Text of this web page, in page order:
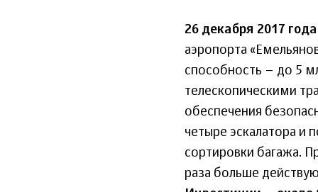
26 декабря 2017 года
аэропорта
способность – до 5
телескопическими
обеспечения
четыре эскалатора и
сортировки багажа.
раза больше